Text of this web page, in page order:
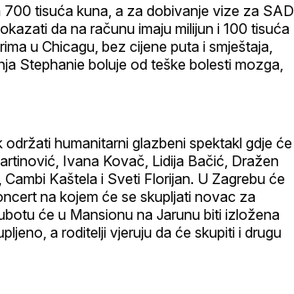
tisuća kuna, a za dobivanje vize za SAD
da na računu imaju milijun i 100 tisuća
u Chicagu, bez cijene puta i smještaja,
Stephanie boluje od teške bolesti mozga,
humanitarni glazbeni spektakl gdje će
Ivana Kovač, Lidija Bačić, Dražen
Kaštela i Sveti Florijan. U Zagrebu će
na kojem će se skupljati novac za
će u Mansionu na Jarunu biti izložena
a roditelji vjeruju da će skupiti i drugu